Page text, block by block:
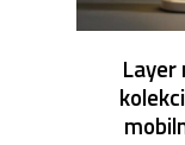
Layer